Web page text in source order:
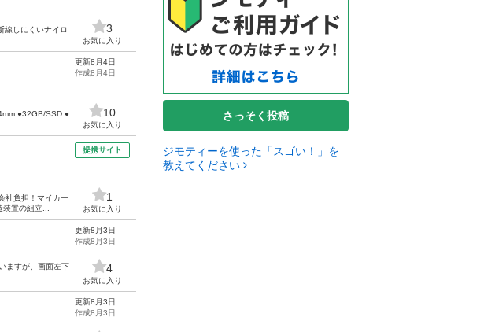
しにくいナイロ
3
お気に入り
●32GB/SSD ●
更新8月4日
作成8月4日
10
お気に入り
社負担！マイカー
置の組立...
提携サイト
1
お気に入り
ますが、画面左下
更新8月3日
作成8月3日
4
お気に入り
更新8月3日
作成8月3日
さっそく投稿
ジモティーを使った「スゴい！」を
教えてください